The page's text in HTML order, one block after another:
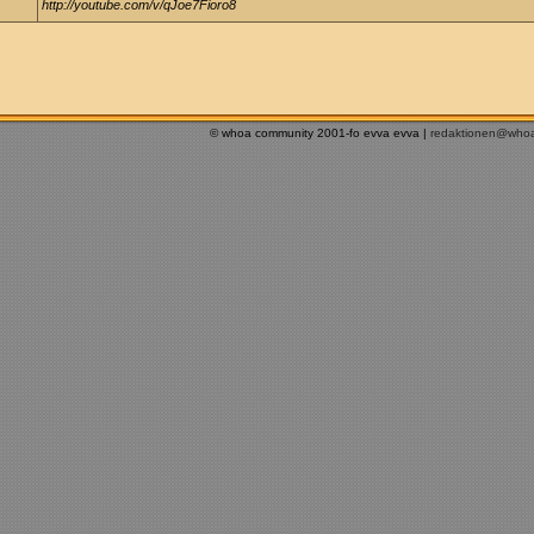
http://youtube.com/v/qJoe7Fioro8
© whoa community 2001-fo evva evva |